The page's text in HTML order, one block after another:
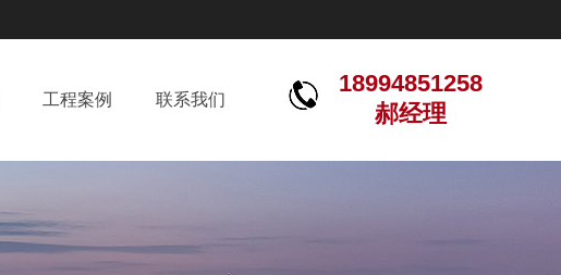
工程案例 联系我们
18994851258
郝经理